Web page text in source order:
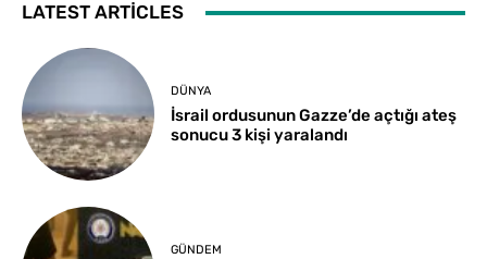
LATEST ARTICLES
DÜNYA
İsrail ordusunun Gazze’de açtığı ateş
sonucu 3 kişi yaralandı
GÜNDEM